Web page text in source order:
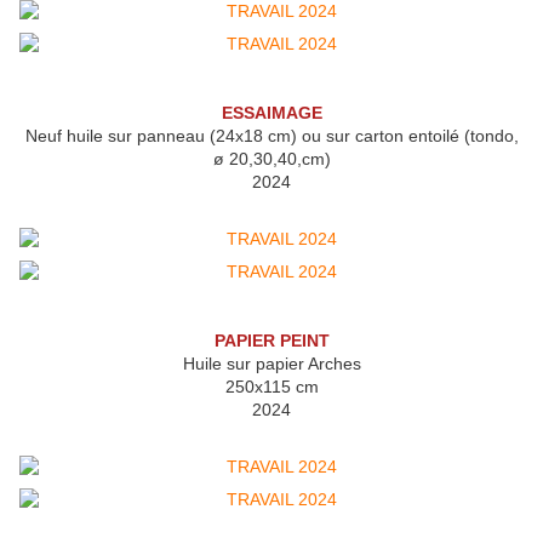
ESSAIMAGE
Neuf huile sur panneau (24x18 cm) ou sur carton entoilé (tondo,
ø 20,30,40,cm)
2024
PAPIER PEINT
Huile sur papier Arches
250x115 cm
2024